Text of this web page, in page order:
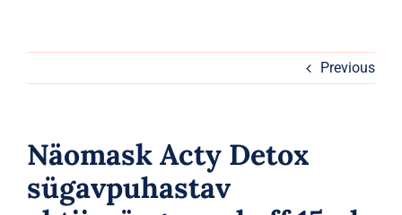
Meik
Previous
Näomask Acty Detox
sügavpuhastav